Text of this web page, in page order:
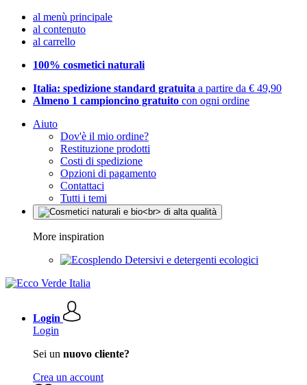
al menù principale
al contenuto
al carrello
100% cosmetici naturali
Italia: spedizione standard gratuita a partire da € 49,90
Almeno 1 campioncino gratuito con ogni ordine
Aiuto
Dov'è il mio ordine?
Restituzione prodotti
Costi di spedizione
Opzioni di pagamento
Contattaci
Tutti i temi
More inspiration
Detersivi e detergenti ecologici
Login
Login
Sei un nuovo cliente?
Crea un account